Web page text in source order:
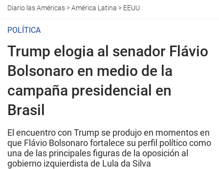
Diario las Américas>América Latina > EEUU
POLÍTICA
Trump elogia al senador Flávio
Bolsonaro en medio de la
campaña presidencial en
Brasil
El encuentro con Trump se produjo en momentos en
que Flávio Bolsonaro fortalece su perfil político como
una de las principales figuras de la oposición al
gobierno izquierdista de Lula da Silva